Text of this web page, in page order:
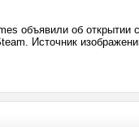
объявили об открытии
Источник